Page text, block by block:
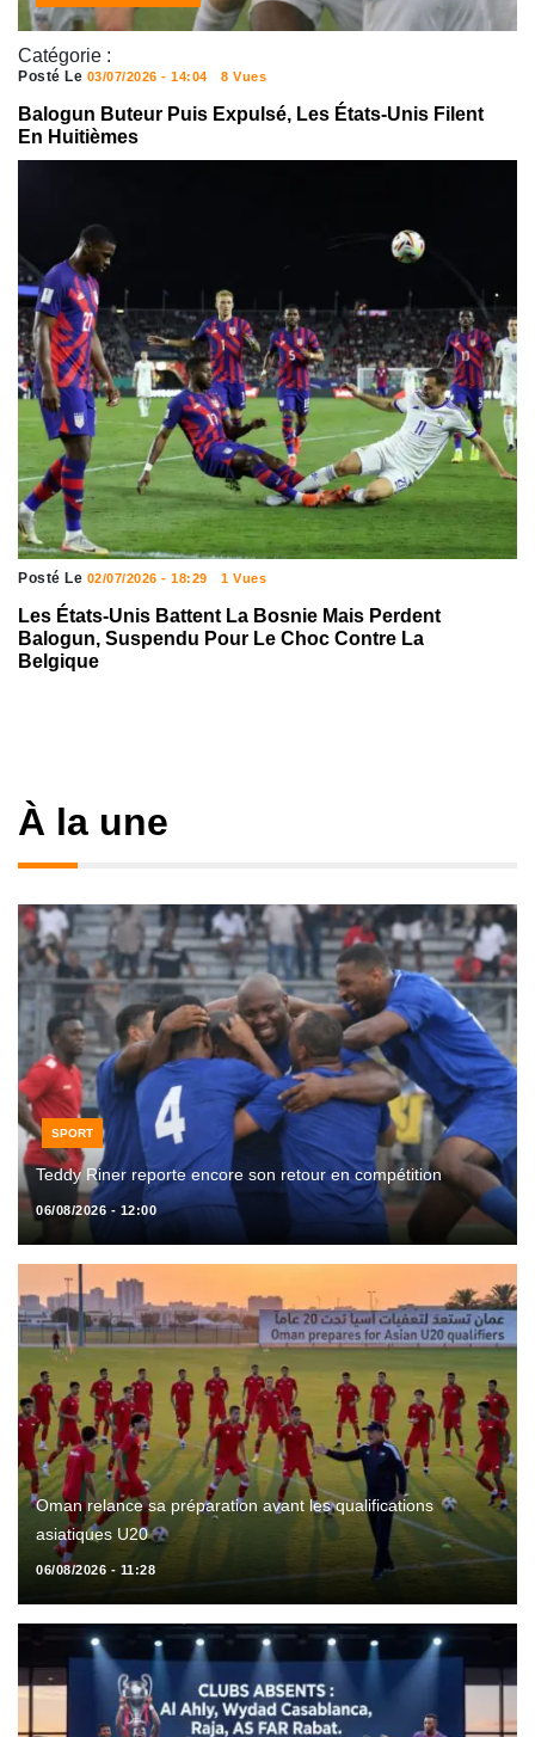
Catégorie :
Posté Le 03/07/2026 - 14:04 8 Vues
Balogun Buteur Puis Expulsé, Les États-Unis Filent
En Huitièmes
Posté Le 02/07/2026 - 18:29 1 Vues
Les États-Unis Battent La Bosnie Mais Perdent
Balogun, Suspendu Pour Le Choc Contre La
Belgique
À la une
SPORT
Teddy Riner reporte encore son retour en compétition
06/08/2026 - 12:00
Oman relance sa préparation avant les qualifications
asiatiques U20
06/08/2026 - 11:28